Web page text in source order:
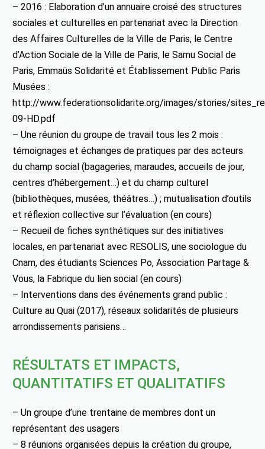
– 2016 : Elaboration d’un annuaire croisé des structures
sociales et culturelles en partenariat avec la Direction
des Affaires Culturelles de la Ville de Paris, le Centre
d’Action Sociale de la Ville de Paris, le Samu Social de
Paris, Emmaüs Solidarité et Établissement Public Paris
Musées :
http://www.federationsolidarite.org/images/stories/
09-HD.pdf
– Une réunion du groupe de travail tous les 2 mois :
témoignages et échanges de pratiques par des acteurs
du champ social (bagageries, maraudes, accueils de jour,
centres d’hébergement…) et du champ culturel
(bibliothèques, musées, théâtres…) ; mutualisation d’outils
et réflexion collective sur l’évaluation (en cours)
– Recueil de fiches synthétiques sur des initiatives
locales, en partenariat avec RESOLIS, une sociologue du
Cnam, des étudiants Sciences Po, Association Partage &
Vous, la Fabrique du lien social (en cours)
– Interventions dans des événements grand public :
Culture au Quai (2017), réseaux solidarités de plusieurs
arrondissements parisiens…
RÉSULTATS ET IMPACTS,
QUANTITATIFS ET QUALITATIFS
– Un groupe d’une trentaine de membres dont un
représentant des usagers
– 8 réunions organisées depuis la création du groupe,